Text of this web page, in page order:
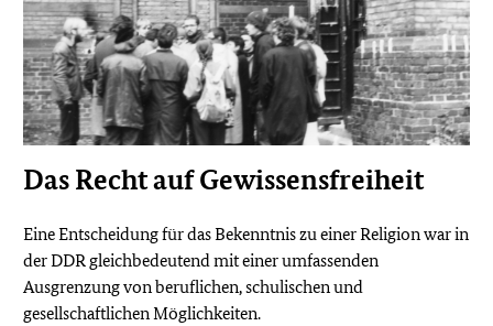
Das Recht auf Gewissensfreiheit
Eine Entscheidung für das Bekenntnis zu einer Religion war in
der DDR gleichbedeutend mit einer umfassenden
Ausgrenzung von beruflichen, schulischen und
gesellschaftlichen Möglichkeiten.